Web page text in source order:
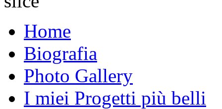
Home
Biografia
Photo Gallery
I miei Progetti più belli